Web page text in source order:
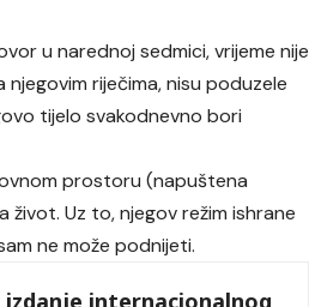
u narednoj sedmici, vrijeme nije
riječima, nisu poduzele
tijelo svakodnevno bori
prostoru (napuštena
Uz to, njegov režim ishrane
ne može podnijeti.
izdanje internacionalnog